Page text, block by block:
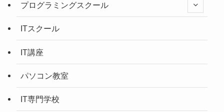
プログラミングスクール
ITスクール
IT講座
パソコン教室
IT専門学校